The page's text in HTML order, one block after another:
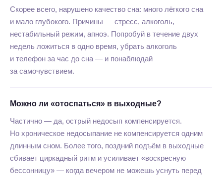
Скорее всего, нарушено качество сна: много лёгкого сна
и мало глубокого. Причины — стресс, алкоголь,
нестабильный режим, апноэ. Попробуй в течение двух
недель ложиться в одно время, убрать алкоголь
и телефон за час до сна — и понаблюдай
за самочувствием.
Можно ли «отоспаться» в выходные?
Частично — да, острый недосып компенсируется.
Но хроническое недосыпание не компенсируется одним
длинным сном. Более того, поздний подъём в выходные
сбивает циркадный ритм и усиливает «воскресную
бессонницу» — когда вечером не можешь уснуть перед